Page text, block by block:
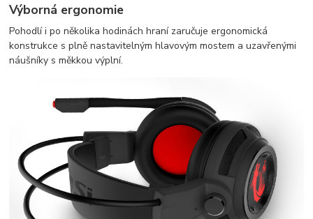
Výborná ergonomie
Pohodlí i po několika hodinách hraní zaručuje ergonomická
konstrukce s plně nastavitelným hlavovým mostem a uzavřenými
náušníky s měkkou výplní.